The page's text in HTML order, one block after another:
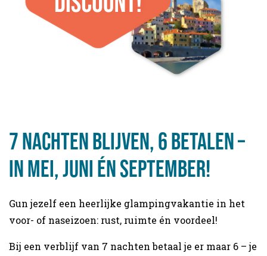
7 nachten blijven, 6 betalen –
in mei, juni én september!
Gun jezelf een heerlijke glampingvakantie in het
voor- of naseizoen: rust, ruimte én voordeel!
Bij een verblijf van 7 nachten betaal je er maar 6 – je